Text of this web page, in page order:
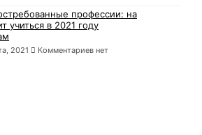
профессии: на
учиться в 2021 году
2021 Комментариев нет